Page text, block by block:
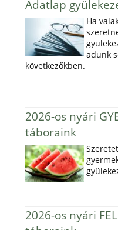
Adatlap
Ha
adunk
következőkben.
2026-os nyári
táboraink
2026-os nyári